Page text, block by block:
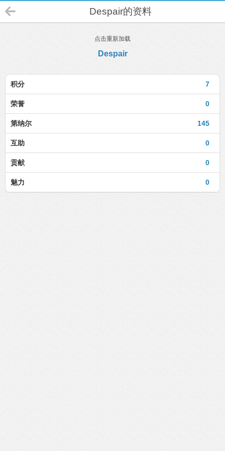
Despair的资料
点击重新加载
Despair
7
积分
0
荣誉
145
第纳尔
0
互助
0
贡献
0
魅力